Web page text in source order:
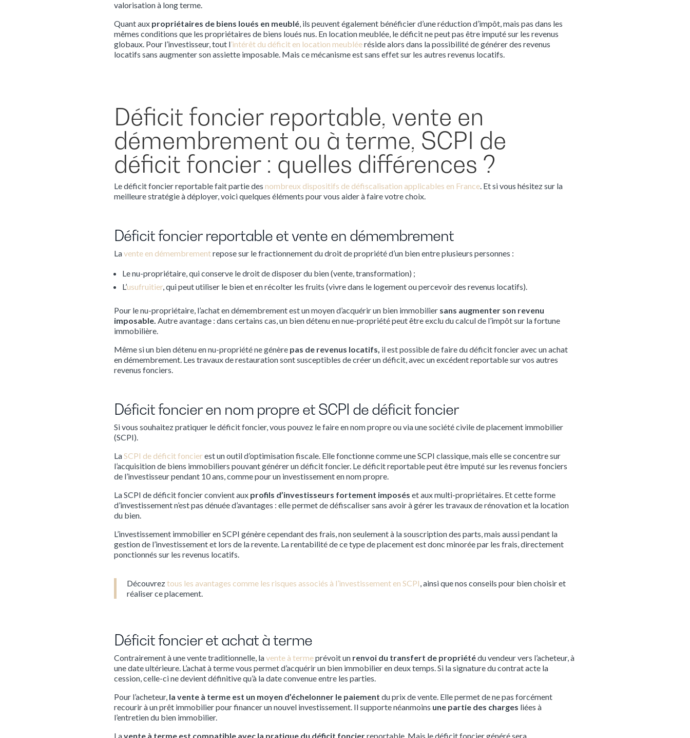
valorisation à long terme.
Quant aux propriétaires de biens loués en meublé , ils peuvent également bénéficier d’une réduction d’impôt, mais pas dans les
mêmes conditions que les propriétaires de biens loués nus. En location meublée, le déficit ne peut pas être imputé sur les revenus
globaux. Pour l’investisseur, tout l’intérêt du déficit en location meubléeréside alors dans la possibilité de générer des revenus
locatifs sans augmenter son assiette imposable. Mais ce mécanisme est sans effet sur les autres revenus locatifs.
Déficit foncier reportable, vente en
démembrement ou à terme, SCPI de
déficit foncier : quelles différences ?
Le déficit foncier reportable fait partie des nombreux dispositifs de défiscalisation applicables en France . Et si vous hésitez sur la
meilleure stratégie à déployer, voici quelques éléments pour vous aider à faire votre choix.
Déficit foncier reportable et vente en démembrement
Lavente en démembrementrepose sur le fractionnement du droit de propriété d’un bien entre plusieurs personnes :
Le nu-propriétaire, qui conserve le droit de disposer du bien (vente, transformation) ;
L’usufruitier, qui peut utiliser le bien et en récolter les fruits (vivre dans le logement ou percevoir des revenus locatifs).
Pour le nu-propriétaire, l’achat en démembrement est un moyen d’acquérir un bien immobilier sans augmenter son revenu
imposable. Autre avantage : dans certains cas, un bien détenu en nue-propriété peut être exclu du calcul de l’impôt sur la fortune
immobilière.
Même si un bien détenu en nu-propriété ne génère pas de revenus locatifs, il est possible de faire du déficit foncier avec un achat
en démembrement. Les travaux de restauration sont susceptibles de créer un déficit, avec un excédent reportable sur vos autres
revenus fonciers.
Déficit foncier en nom propre et SCPI de déficit foncier
Si vous souhaitez pratiquer le déficit foncier, vous pouvez le faire en nom propre ou via une société civile de placement immobilier
(SCPI).
La SCPI de déficit foncierest un outil d’optimisation fiscale. Elle fonctionne comme une SCPI classique, mais elle se concentre sur
l’acquisition de biens immobiliers pouvant générer un déficit foncier. Le déficit reportable peut être imputé sur les revenus fonciers
de l’investisseur pendant 10 ans, comme pour un investissement en nom propre.
La SCPI de déficit foncier convient aux profils d’investisseurs fortement imposés et aux multi-propriétaires. Et cette forme
d’investissement n’est pas dénuée d’avantages : elle permet de défiscaliser sans avoir à gérer les travaux de rénovation et la location
du bien.
L’investissement immobilier en SCPI génère cependant des frais, non seulement à la souscription des parts, mais aussi pendant la
gestion de l’investissement et lors de la revente. La rentabilité de ce type de placement est donc minorée par les frais, directement
ponctionnés sur les revenus locatifs.
Découvreztous les avantages comme les risques associés à l’investissement en SCPI , ainsi que nos conseils pour bien choisir et
réaliser ce placement.
Déficit foncier et achat à terme
Contrairement à une vente traditionnelle, lavente à termeprévoit un renvoi du transfert de propriétédu vendeur vers l’acheteur, à
une date ultérieure. L’achat à terme vous permet d’acquérir un bien immobilier en deux temps. Si la signature du contrat acte la
cession, celle-ci ne devient définitive qu’à la date convenue entre les parties.
Pour l’acheteur, la vente à terme est un moyen d’échelonner le paiement du prix de vente. Elle permet de ne pas forcément
recourir à un prêt immobilier pour financer un nouvel investissement. Il supporte néanmoins une partie des charges liées à
l’entretien du bien immobilier.
Lavente à terme est compatible avec la pratique du déficit foncierreportable. Mais le déficit foncier généré sera